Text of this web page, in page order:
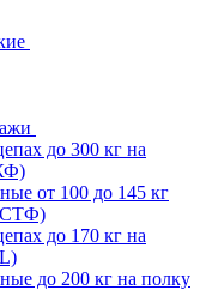
до 300 кг на
от 100 до 145 кг
СТФ)
до 170 кг на
до 200 кг на полку